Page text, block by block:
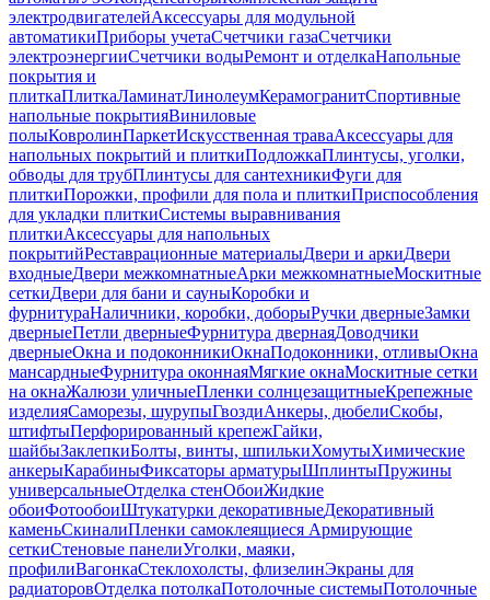
электродвигателейАксессуары для модульной
автоматикиПриборы учетаСчетчики газаСчетчики
электроэнергииСчетчики водыРемонт и отделкаНапольные
покрытия и
плиткаПлиткаЛаминатЛинолеумКерамогранитСпортивные
напольные покрытияВиниловые
полыКовролинПаркетИскусственная траваАксессуары для
напольных покрытий и плиткиПодложкаПлинтусы, уголки,
обводы для трубПлинтусы для сантехникиФуги для
плиткиПорожки, профили для пола и плиткиПриспособления
для укладки плиткиСистемы выравнивания
плиткиАксессуары для напольных
покрытийРеставрационные материалыДвери и аркиДвери
входныеДвери межкомнатныеАрки межкомнатныеМоскитные
сеткиДвери для бани и сауныКоробки и
фурнитураНаличники, коробки, доборыРучки дверныеЗамки
дверныеПетли дверныеФурнитура двернаяДоводчики
дверныеОкна и подоконникиОкнаПодоконники, отливыОкна
мансардныеФурнитура оконнаяМягкие окнаМоскитные сетки
на окнаЖалюзи уличныеПленки солнцезащитныеКрепежные
изделияСаморезы, шурупыГвоздиАнкеры, дюбелиСкобы,
штифтыПерфорированный крепежГайки,
шайбыЗаклепкиБолты, винты, шпилькиХомутыХимические
анкерыКарабиныФиксаторы арматурыШплинтыПружины
универсальныеОтделка стенОбоиЖидкие
обоиФотообоиШтукатурки декоративныеДекоративный
каменьСкиналиПленки самоклеящиеся Армирующие
сеткиСтеновые панелиУголки, маяки,
профилиВагонкаСтеклохолсты, флизелинЭкраны для
радиаторовОтделка потолкаПотолочные системыПотолочные